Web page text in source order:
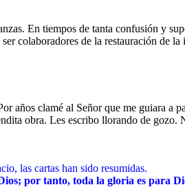
En tiempos de tanta confusión y
colaboradores de la restauración de la
años clamé al Señor que me guiara a
obra. Les escribo llorando de gozo.
las cartas han sido resumidas.
por tanto, toda la gloria es para